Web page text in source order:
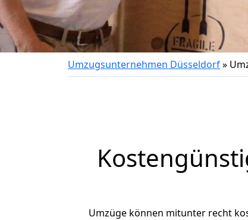
Umzugsunternehmen Düsseldorf»
Umzüge können mitunter recht